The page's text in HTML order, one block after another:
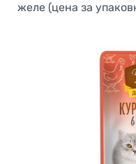
желе (цена за